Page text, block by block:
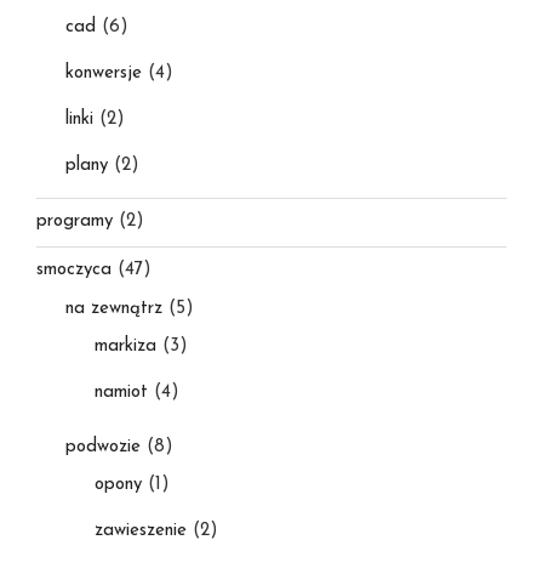
cad (6)
konwersje (4)
linki (2)
plany (2)
programy (2)
smoczyca (47)
na zewnątrz (5)
markiza (3)
namiot (4)
podwozie (8)
opony (1)
zawieszenie (2)